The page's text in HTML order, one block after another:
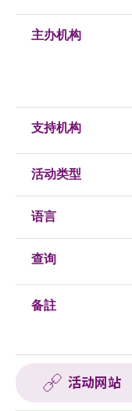
主办机构
支持机构
活动类型
语言
查询
备註
活动网站